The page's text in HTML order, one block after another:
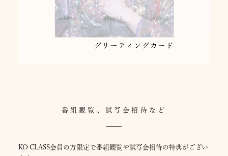
番組観覧、試写会招待など
KO CLASS会員の方限定で番組観覧や試写会招待の特典がござい